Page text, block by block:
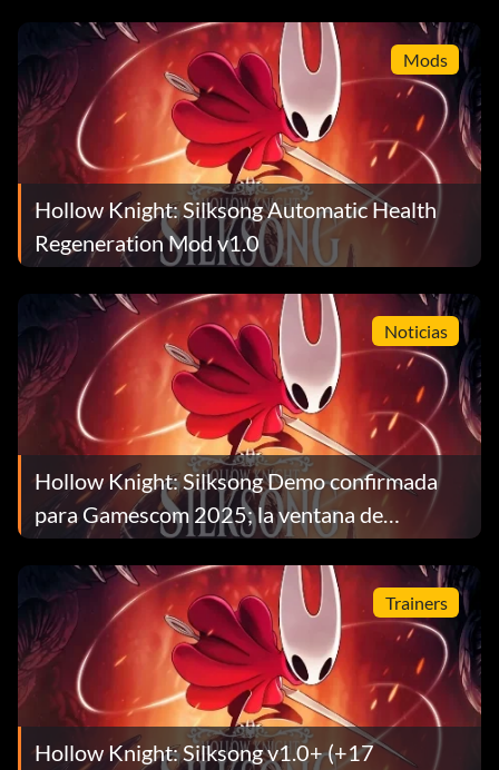
Mods
Hollow Knight: Silksong Automatic Health
Regeneration Mod v1.0
Noticias
Hollow Knight: Silksong Demo confirmada
para Gamescom 2025; la ventana de
lanzamiento se estrecha
Trainers
Hollow Knight: Silksong v1.0+ (+17